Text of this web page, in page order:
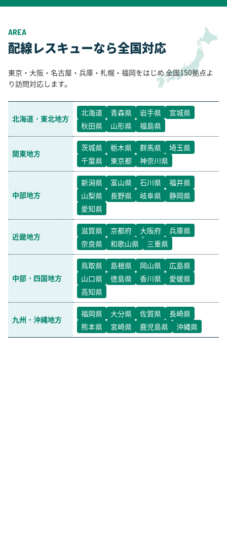
AREA
配線レスキューなら全国対応
東京・大阪・名古屋・兵庫・札幌・福岡をはじめ全国150拠点よ
り訪問対応します。
北海道・東北地方
北海道 青森県 岩手県
宮城県
秋田県
山形県 福島県
関東地方
茨城県 栃木県 群馬県
埼玉県
千葉県
東京都 神奈川県
中部地方
新潟県 富山県 石川県
福井県
山梨県
長野県 岐阜県
静岡県
愛知県
近畿地方
滋賀県 京都府 大阪府
兵庫県
奈良県
和歌山県 三重県
中部・四国地方
鳥取県 島根県 岡山県
広島県
山口県
徳島県 香川県
愛媛県
高知県
九州・沖縄地方
福岡県 大分県 佐賀県
長崎県
熊本県
宮崎県 鹿児島県 沖縄県